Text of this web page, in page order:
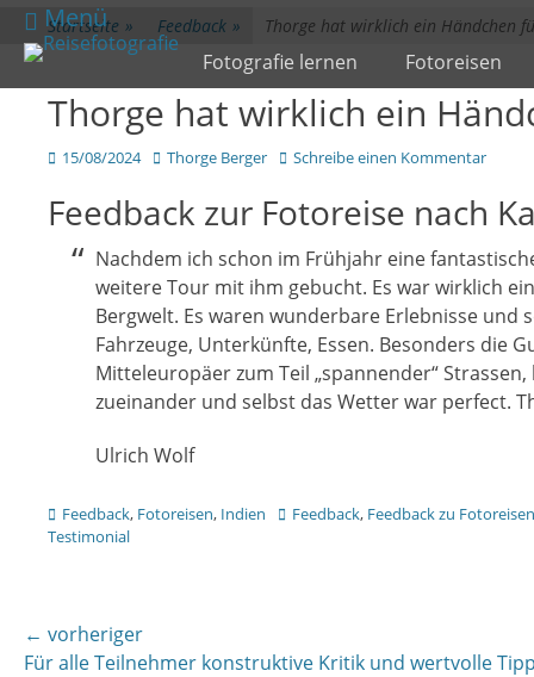
zum
Inhalt
überspringen
Menü
PrimärmenüFotografie lernen Fotoreisen
Startseite » Feedback » Thorge hat wirklich ein Händchen
Thorge hat wirklich ein
Veröffentlicht
15/08/2024 Author
Thorge Berger Schreibe einen Kommentar
Feedback zur Fotoreise nach
Nachdem ich schon im Frühjahr eine
weitere Tour mit ihm gebucht. Es war wirklich
Bergwelt. Es waren wunderbare Erlebnisse und
Fahrzeuge, Unterkünfte, Essen. Besonders die
Mitteleuropäer zum Teil „spannender“
zueinander und selbst das Wetter war perfect.
Ulrich Wolf
Kategorien
Feedback, Fotoreisen, Indien TagsFeedback, Feedback zu Fotoreisen
Testimonial
Beitragsnavigation
← vorheriger
Vorheriger
Für alle Teilnehmer konstruktive Kritik und wertvolle